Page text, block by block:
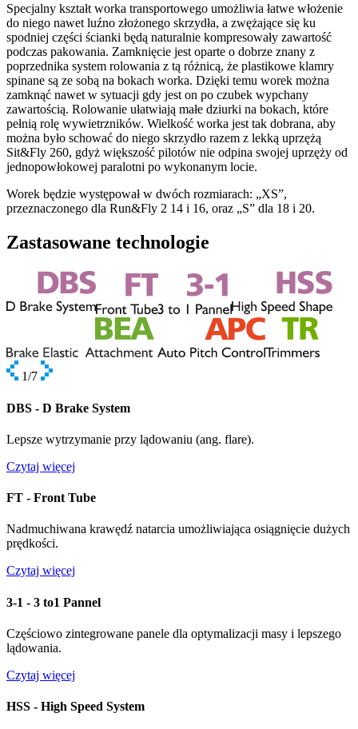
Specjalny kształt worka transportowego umożliwia łatwe włożenie
do niego nawet luźno złożonego skrzydła, a zwężające się ku
spodniej części ścianki będą naturalnie kompresowały zawartość
podczas pakowania. Zamknięcie jest oparte o dobrze znany z
poprzednika system rolowania z tą różnicą, że plastikowe klamry
spinane są ze sobą na bokach worka. Dzięki temu worek można
zamknąć nawet w sytuacji gdy jest on po czubek wypchany
zawartością. Rolowanie ułatwiają małe dziurki na bokach, które
pełnią rolę wywietrzników. Wielkość worka jest tak dobrana, aby
można było schować do niego skrzydło razem z lekką uprzężą
Sit&Fly 260, gdyż większość pilotów nie odpina swojej uprzęży od
jednopowłokowej paralotni po wykonanym locie.
Worek będzie występował w dwóch rozmiarach: „XS”,
przeznaczonego dla Run&Fly 2 14 i 16, oraz „S” dla 18 i 20.
Zastasowane technologie
1/7
DBS - D Brake System
Lepsze wytrzymanie przy lądowaniu (ang. flare).
Czytaj więcej
FT - Front Tube
Nadmuchiwana krawędź natarcia umożliwiająca osiągnięcie dużych
prędkości.
Czytaj więcej
3-1 - 3 to1 Pannel
Częściowo zintegrowane panele dla optymalizacji masy i lepszego
lądowania.
Czytaj więcej
HSS - High Speed System